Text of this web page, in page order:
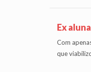
Ex
Com
que